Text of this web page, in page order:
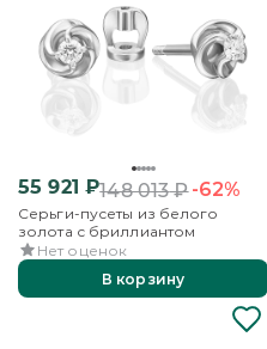
55 921 ₽148 013₽-62%
Серьги-пусеты из белого
золота с бриллиантом
Нет оценок
В корзину